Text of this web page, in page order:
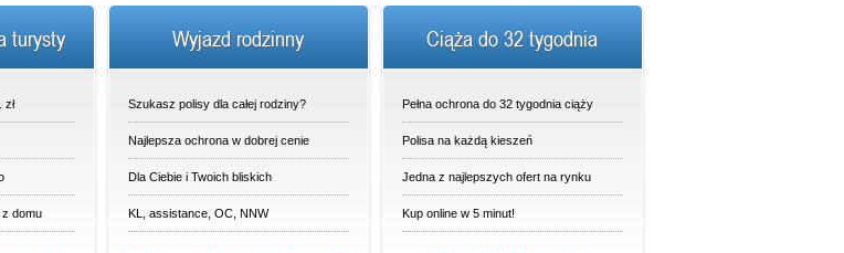
turysty
zł
domu
Wyjazd rodzinny
Szukasz polisy dla całej rodziny?
Najlepsza ochrona w dobrej cenie
Dla Ciebie i Twoich bliskich
KL, assistance, OC, NNW
Ciąża do 32 tygodnia
Pełna ochrona do 32 tygodnia ciąży
Polisa na każdą kieszeń
Jedna z najlepszych ofert na rynku
Kup online w 5 minut!